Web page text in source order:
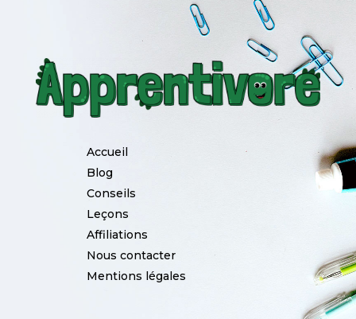
Accueil
Blog
Conseils
Leçons
Affiliations
Nous contacter
Mentions légales